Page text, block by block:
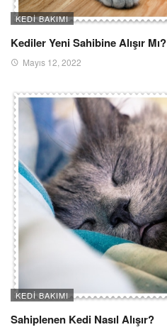
KEDI BAKIMI
Kediler Yeni Sahibine Alışır Mı?
Mayıs 12, 2022
KEDI BAKIMI
Sahiplenen Kedi Nasıl Alışır?